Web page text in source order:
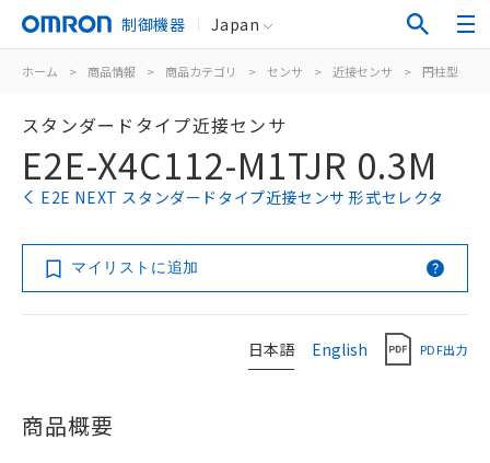
制御機器 Japan
ホーム > 商品情報 > 商品カテゴリ > センサ > 近接センサ > 円柱型
スタンダードタイプ近接センサ
E2E-X4C112-M1TJR 0.3M
E2E NEXT スタンダードタイプ近接センサ 形式セレクタ
マイリストに追加
日本語 English PDF出力
商品概要